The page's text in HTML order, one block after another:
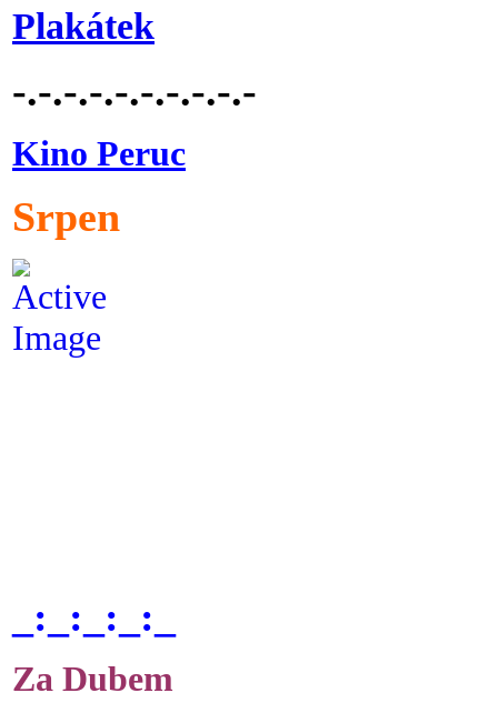
Plakátek
-.-.-.-.-.-.-.-.-.-
Kino Peruc
Srpen
_:_:_:_:_
Za Dubem